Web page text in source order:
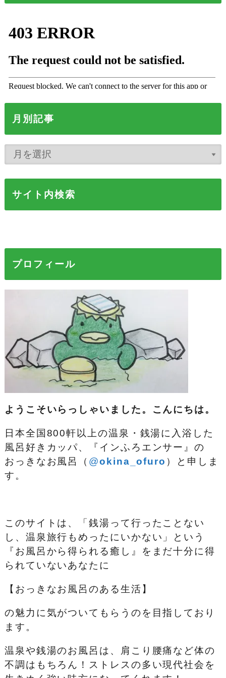
月別記事
サイト内検索
プロフィール
ようこそいらっしゃいました。こんにちは。
日本全国800軒以上の温泉・銭湯に入浴した
風呂好きカッパ、『インふろエンサー』の
おっきなお風呂（ @okina_ofuro ）
と申しま
す。
このサイトは、「銭湯って行ったことない
し、温泉旅行もめったにいかない」という
『お風呂から得られる癒し』をまだ十分に得
られていないあなたに
【おっきなお風呂のある生活】
の魅力に気がついてもらうのを目指しており
ます。
温泉や銭湯のお風呂は、肩こり腰痛など体の
不調はもちろん！ストレスの多い現代社会を